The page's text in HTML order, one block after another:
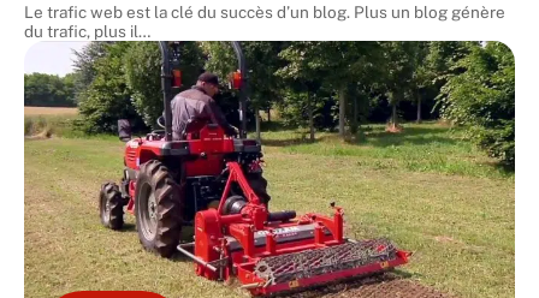
Le trafic web est la clé du succès d’un blog. Plus un blog génère
du trafic, plus il…